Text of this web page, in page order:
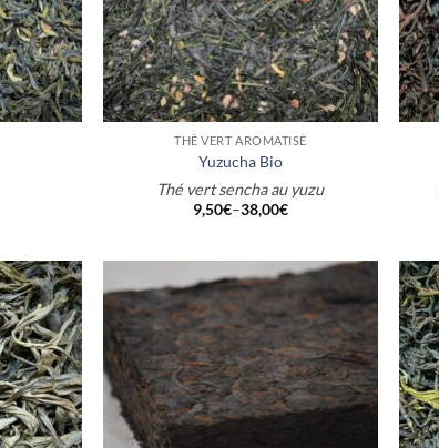
+
THÉ VERT AROMATISÉ
Yuzucha Bio
Thé vert sencha au yuzu
9,50€–38,00€
+